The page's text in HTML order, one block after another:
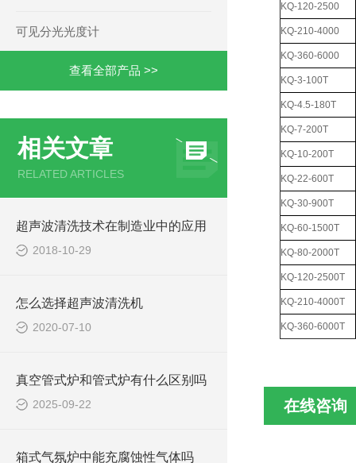
可见分光光度计
查看全部产品 >>
相关文章
RELATED ARTICLES
超声波清洗技术在制造业中的应用
2018-10-29
怎么选择超声波清洗机
2020-07-10
真空管式炉和管式炉有什么区别吗
2025-09-22
箱式气氛炉中能充腐蚀性气体吗
KQ-120-2500
KQ-210-4000
KQ-360-6000
KQ-3-100T
KQ-4.5-180T
KQ-7-200T
KQ-10-200T
KQ-22-600T
KQ-30-900T
KQ-60-1500T
KQ-80-2000T
KQ-120-2500T
KQ-210-4000T
KQ-360-6000T
在线咨询